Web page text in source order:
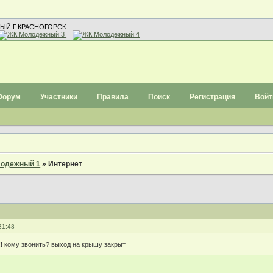
Г.КРАСНОГОРСК
Участники Правила Поиск Регистрация
1 » Интернет
кому звонить? выход на крышу закрыт